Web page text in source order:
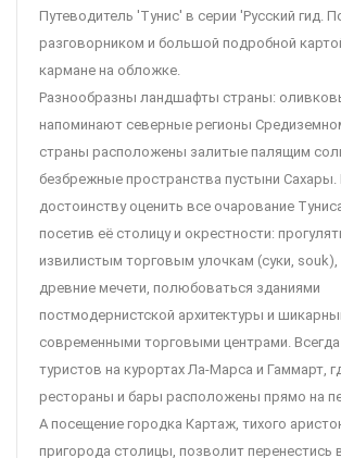
Путеводитель 'Тунис' в серии 'Русский гид.
разговорником и большой подробной
кармане на обложке.
Разнообразны ландшафты страны:
напоминают северные регионы
страны расположены залитые палящим
безбрежные пространства пустыни
достоинству оценить все очарование
посетив её столицу и окрестности:
извилистым торговым улочкам (суки, souk),
древние мечети, полюбоваться зданиями
постмодернистской архитектуры и
современными торговыми центрами.
туристов на курортах Ла-Марса и Гаммарт,
рестораны и бары расположены прямо на
А посещение городка Картаж, тихого
пригорода столицы, позволит перенестись